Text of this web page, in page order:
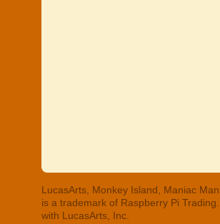
LucasArts, Monkey Island, Maniac
is a trademark of Raspberry Pi
with LucasArts, Inc.